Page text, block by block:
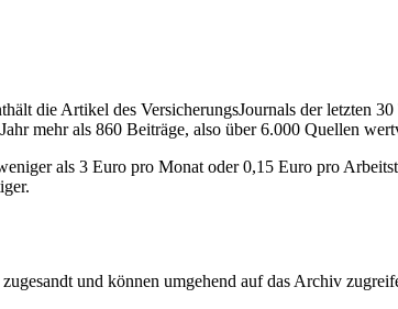
die Artikel des VersicherungsJournals der letzten
mehr als 860 Beiträge, also über 6.000 Quellen
als 3 Euro pro Monat oder 0,15 Euro pro
und können umgehend auf das Archiv